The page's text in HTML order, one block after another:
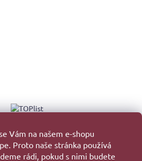
Vám na našem e-shopu
Proto naše stránka používá
rádi, pokud s nimi budete